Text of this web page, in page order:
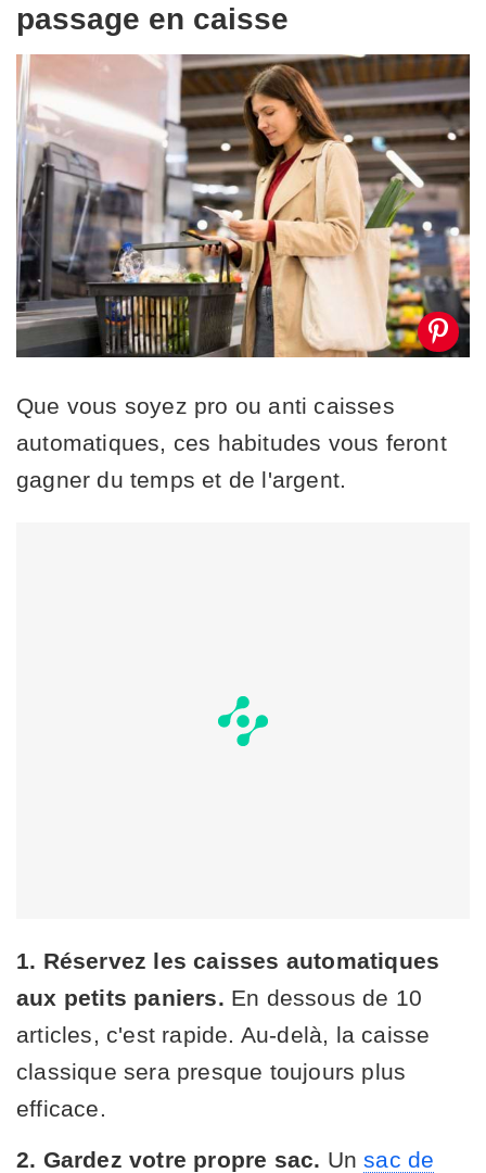
passage en caisse
Que vous soyez pro ou anti caisses
automatiques, ces habitudes vous feront
gagner du temps et de l'argent.
1. Réservez les caisses automatiques
aux petits paniers. En dessous de 10
articles, c'est rapide. Au-delà, la caisse
classique sera presque toujours plus
efficace.
2. Gardez votre propre sac. Unsac de